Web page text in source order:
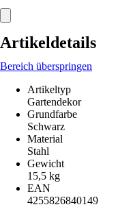
Artikeldetails
Bereich überspringen
Artikeltyp
Gartendekor
Grundfarbe
Schwarz
Material
Stahl
Gewicht
15,5 kg
EAN
4255826840149